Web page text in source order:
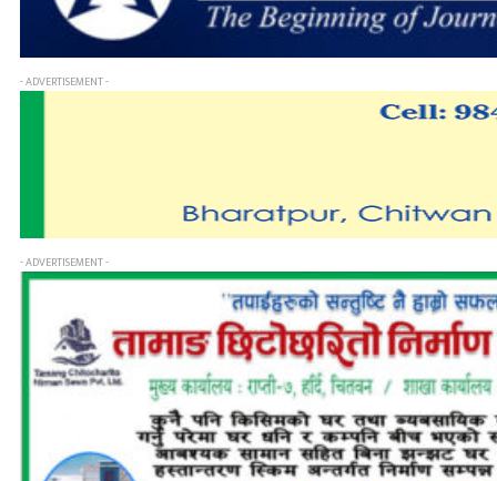
- ADVERTISEMENT -
- ADVERTISEMENT -